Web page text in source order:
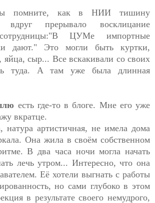
помните, как в НИИ тишину
вдруг прерывало восклицание
ЦУМе импортные
дают." Это могли быть куртки,
яйца, сыр... Все вскакивали со своих
туда. А там уже была длинная
есть где-то в блоге. Мне его уже
вкратце.
натура артистичная, не имела дома
Она жила в своём собственном
В два часа ночи могла начать
лечь утром... Интересно, что она
Её хотели выгнать с работы
но сами глубоко в этом
в результате своего немудрого,